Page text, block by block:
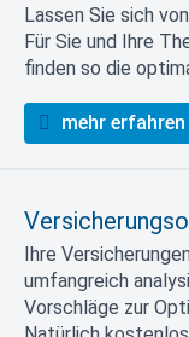
Lassen Sie sich
Für Sie und Ihre
finden so die
mehr erfahren
Ihre
umfangreich
Vorschläge zur